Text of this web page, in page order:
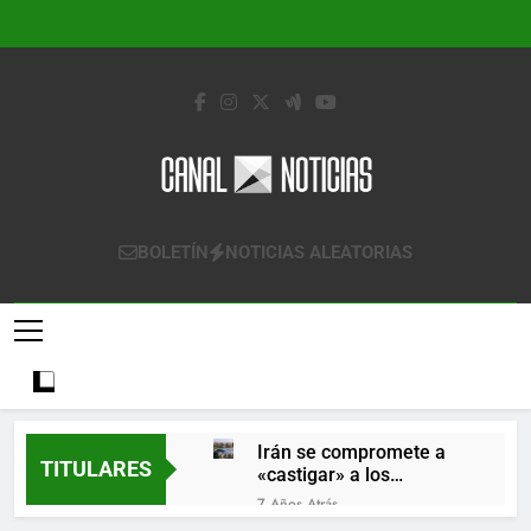
Canal Noticias
Canal Noticias
BOLETÍN NOTICIAS ALEATORIAS
TITULARES
Irán se compromete a
«castigar» a los
responsables de
derribar un avión
7 Años Atrás